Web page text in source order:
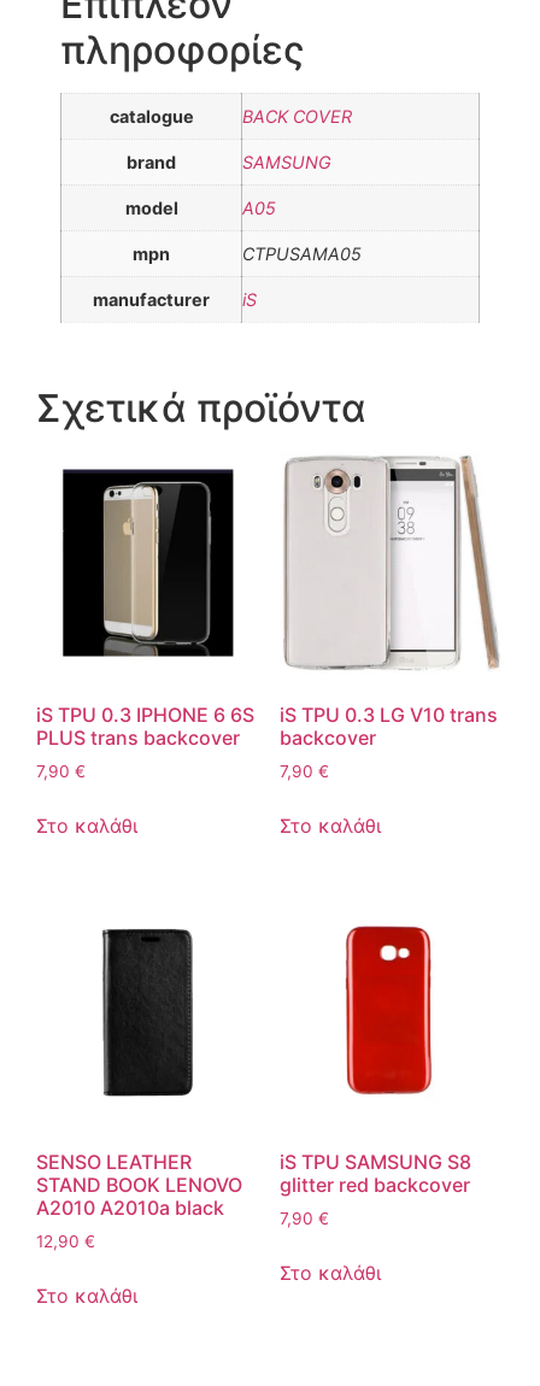
πληροφορίες
catalogue BACK COVER
brand SAMSUNG
model A05
mpn CTPUSAMA05
manufacturer iS
Σχετικά προϊόντα
iS TPU 0.3 IPHONE 6 6S
PLUS trans backcover
7,90 €
Στο καλάθι
iS TPU 0.3 LG V10 trans
backcover
7,90 €
Στο καλάθι
SENSO LEATHER
STAND BOOK LENOVO
A2010 A2010a black
12,90 €
Στο καλάθι
iS TPU SAMSUNG S8
glitter red backcover
7,90 €
Στο καλάθι